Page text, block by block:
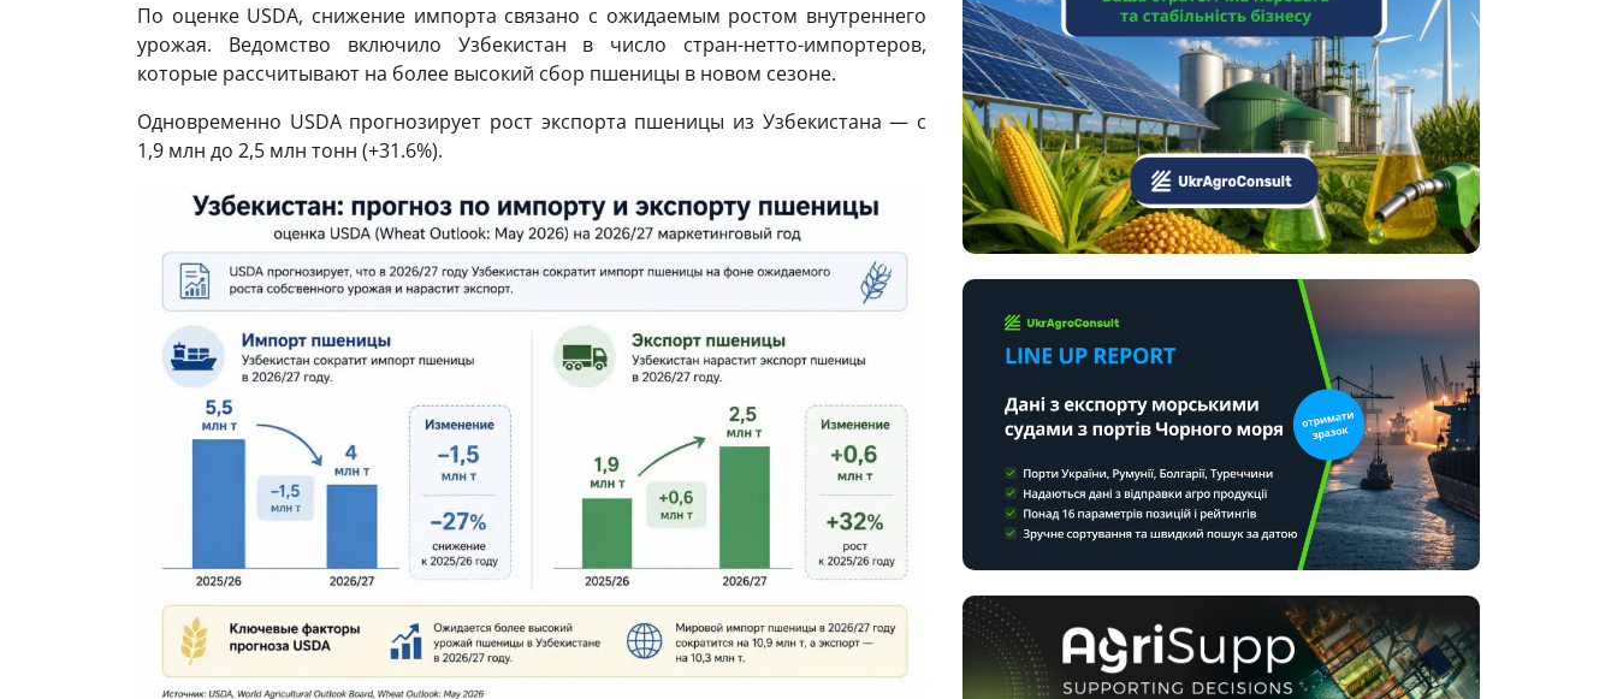
По оценке USDA, снижение импорта связано с ожидаемым ростом внутреннего
урожая. Ведомство включило Узбекистан в число стран-нетто-импортеров,
которые рассчитывают на более высокий сбор пшеницы в новом сезоне.
Одновременно USDA прогнозирует рост экспорта пшеницы из Узбекистана — с
1,9 млн до 2,5 млн тонн (+31.6%).